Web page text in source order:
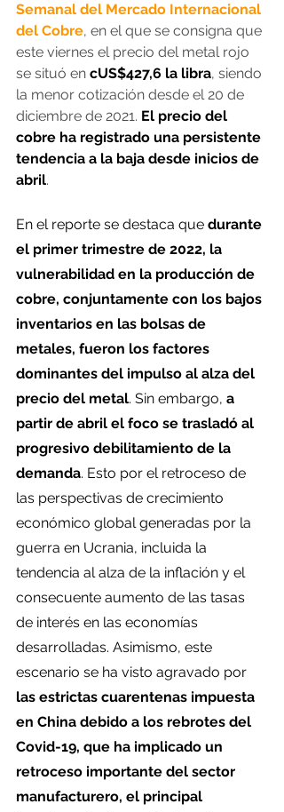
Semanal del Mercado Internacional
del Cobre, en el que se consigna que
este viernes el precio del metal rojo
se situó en cUS$427,6 la libra, siendo
la menor cotización desde el 20 de
diciembre de 2021. El precio del
cobre ha registrado una persistente
tendencia a la baja desde inicios de
abril.
En el reporte se destaca que durante
el primer trimestre de 2022, la
vulnerabilidad en la producción de
cobre, conjuntamente con los bajos
inventarios en las bolsas de
metales, fueron los factores
dominantes del impulso al alza del
precio del metal. Sin embargo, a
partir de abril el foco se trasladó al
progresivo debilitamiento de la
demanda. Esto por el retroceso de
las perspectivas de crecimiento
económico global generadas por la
guerra en Ucrania, incluida la
tendencia al alza de la inflación y el
consecuente aumento de las tasas
de interés en las economías
desarrolladas. Asimismo, este
escenario se ha visto agravado por
las estrictas cuarentenas impuesta
en China debido a los rebrotes del
Covid-19, que ha implicado un
retroceso importante del sector
manufacturero, el principal